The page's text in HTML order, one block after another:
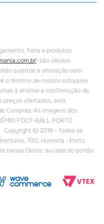
frete e produtos
) são válidos
sujeitos à alteração sem
o término de nossos estoques
à análise e confirmação de
preços ofertados, será
Compras. As imagens dos
FOOT-BALL PORTO
Copyright © 2016 - Todos os
700, Humaitá - Porto
rampa Oeste, ao lado do portão